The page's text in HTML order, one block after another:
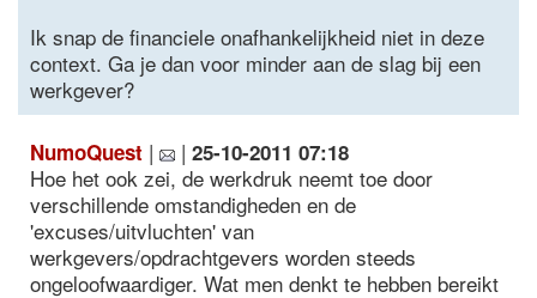
Ik snap de financiele onafhankelijkheid niet in deze
context. Ga je dan voor minder aan de slag bij een
werkgever?
NumoQuest | | 25-10-2011 07:18
Hoe het ook zei, de werkdruk neemt toe door
verschillende omstandigheden en de
'excuses/uitvluchten' van
werkgevers/opdrachtgevers worden steeds
ongeloofwaardiger. Wat men denkt te hebben bereikt